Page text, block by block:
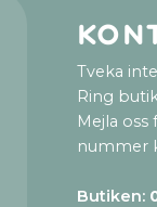
Tveka
Ring
Mejla
nummer
Butiken: